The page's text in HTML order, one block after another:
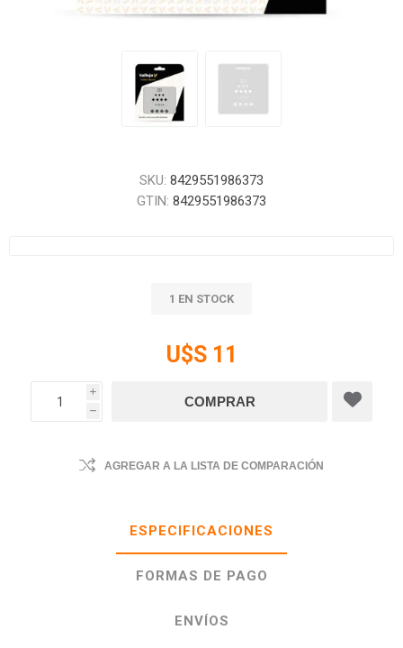
SKU: 8429551986373
GTIN: 8429551986373
1 EN STOCK
U$S 11
i
h
AGREGAR A LA LISTA DE COMPARACIÓN
ESPECIFICACIONES
FORMAS DE PAGO
ENVÍOS